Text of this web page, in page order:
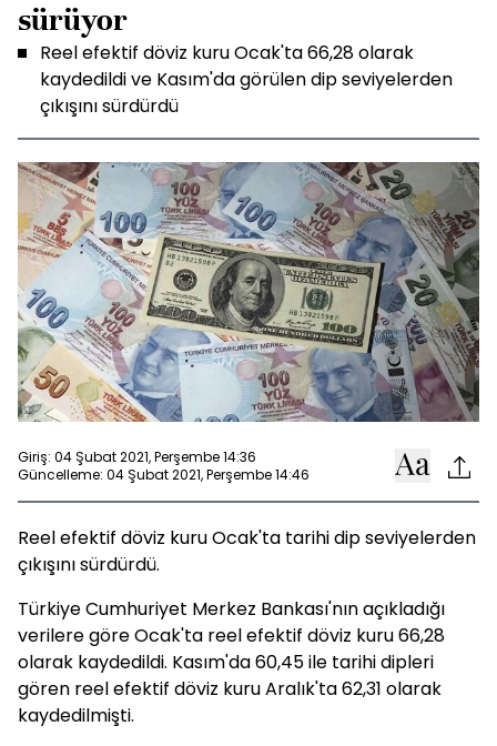
sürüyor
Reel efektif döviz kuru Ocak'ta 66,28 olarak
kaydedildi ve Kasım'da görülen dip seviyelerden
çıkışını sürdürdü
Giriş: 04 Şubat 2021, Perşembe 14:36
Güncelleme: 04 Şubat 2021, Perşembe 14:46
Reel efektif döviz kuru Ocak'ta tarihi dip seviyelerden
çıkışını sürdürdü.
Türkiye Cumhuriyet Merkez Bankası'nın açıkladığı
verilere göre Ocak'ta reel efektif döviz kuru 66,28
olarak kaydedildi. Kasım'da 60,45 ile tarihi dipleri
gören reel efektif döviz kuru Aralık'ta 62,31 olarak
kaydedilmişti.